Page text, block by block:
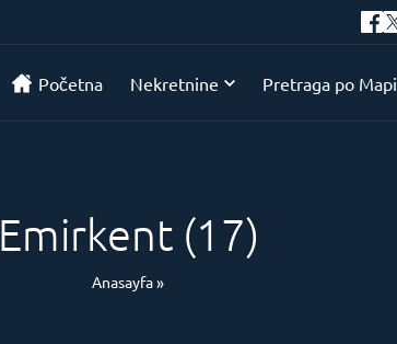
Početna Nekretnine Pretraga po Mapi
Emirkent (17)
Anasayfa»